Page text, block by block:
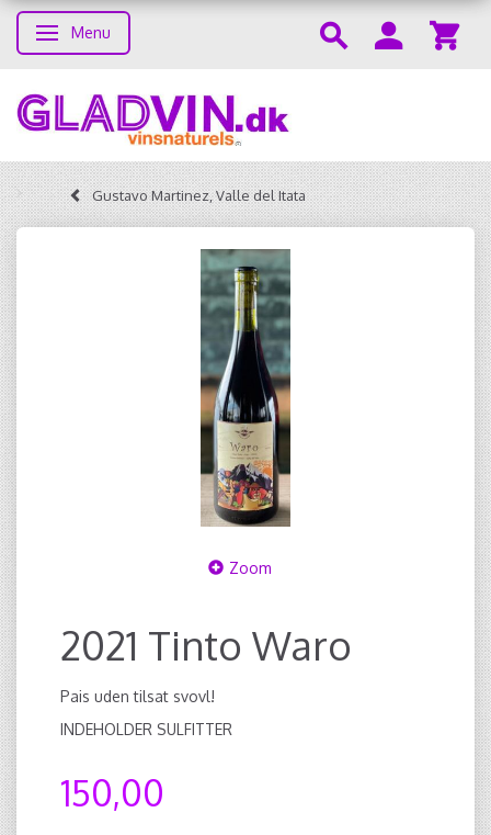
Toggle navigation
Menu
Gustavo Martinez, Valle del Itata
Zoom
2021 Tinto Waro
Pais uden tilsat svovl!
INDEHOLDER SULFITTER
150,00